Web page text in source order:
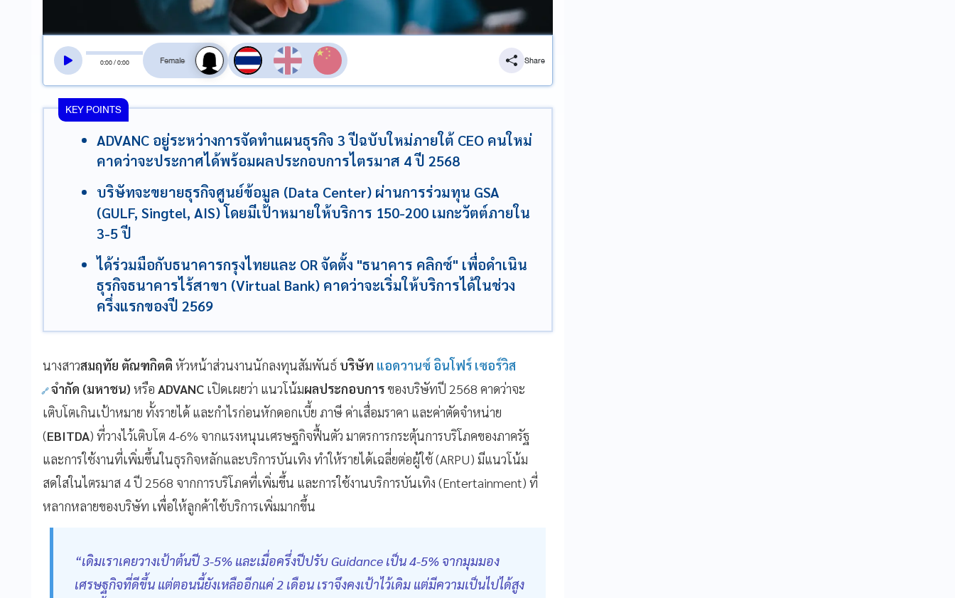
0:00/0:00
สลับเสียงอ่าน
Share
KEY POINTS
ADVANC อยู่ระหว่างการจัดทำแผนธุรกิจ 3 ปีฉบับใหม่ภายใต้ CEO คนใหม่
คาดว่าจะประกาศได้พร้อมผลประกอบการไตรมาส 4 ปี 2568
บริษัทจะขยายธุรกิจศูนย์ข้อมูล (Data Center) ผ่านการร่วมทุน GSA
(GULF, Singtel, AIS) โดยมีเป้าหมายให้บริการ 150-200 เมกะวัตต์ภายใน
3-5 ปี
ได้ร่วมมือกับธนาคารกรุงไทยและ OR จัดตั้ง "ธนาคาร คลิกซ์" เพื่อดำเนิน
ธุรกิจธนาคารไร้สาขา (Virtual Bank) คาดว่าจะเริ่มให้บริการได้ในช่วง
ครึ่งแรกของปี 2569
นางสาวสมฤทัย ตัณฑกิตติ หัวหน้าส่วนงานนักลงทุนสัมพันธ์ บริษัท แอดวานซ์ อินโฟร์ เซอร์วิส
จำกัด (มหาชน) หรือ ADVANC เปิดเผยว่า แนวโน้มผลประกอบการของบริษัทปี 2568 คาดว่าจะ
เติบโตเกินเป้าหมาย ทั้งรายได้ และกำไรก่อนหักดอกเบี้ย ภาษี ค่าเสื่อมราคา และค่าตัดจำหน่าย
(EBITDA) ที่วางไว้เติบโต 4-6% จากแรงหนุนเศรษฐกิจฟื้นตัว มาตรการกระตุ้นการบริโภคของภาครัฐ
และการใช้งานที่เพิ่มขึ้นในธุรกิจหลักและบริการบันเทิง ทำให้รายได้เฉลี่ยต่อผู้ใช้ (ARPU) มีแนวโน้ม
สดใสในไตรมาส 4 ปี 2568 จากการบริโภคที่เพิ่มขึ้น และการใช้งานบริการบันเทิง (Entertainment) ที่
หลากหลายของบริษัท เพื่อให้ลูกค้าใช้บริการเพิ่มมากขึ้น
“เดิมเราเคยวางเป้าต้นปี 3-5% และเมื่อครึ่งปีปรับ Guidance เป็น 4-5% จากมุมมอง
เศรษฐกิจที่ดีขึ้น แต่ตอนนี้ยังเหลืออีกแค่ 2 เดือน เราจึงคงเป้าไว้เดิม แต่มีความเป็นไปได้สูง